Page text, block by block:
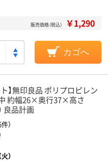
販売価格（税込） ￥1,290
カゴへ
】無印良品 ポリプロピレン
約幅26×奥行37×高さ
良品計画
）
）